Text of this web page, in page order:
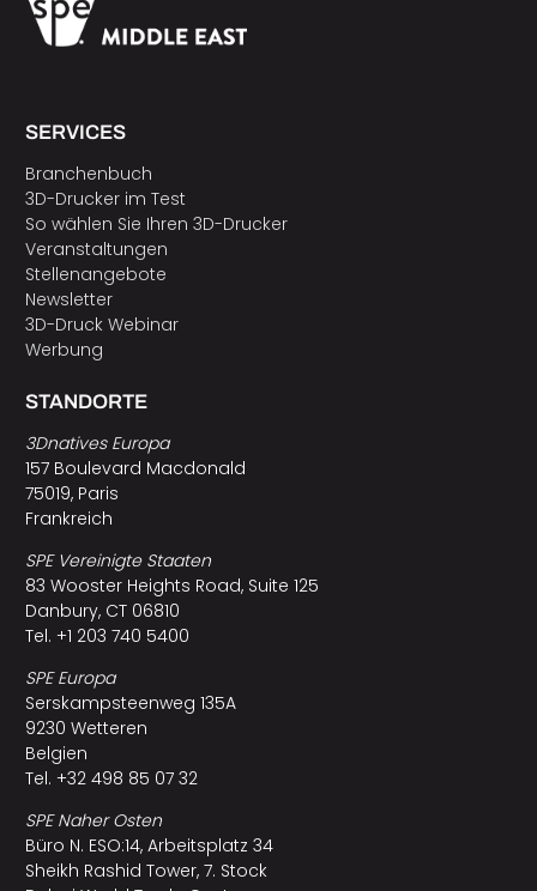
SERVICES
Branchenbuch
3D-Drucker im Test
So wählen Sie Ihren 3D-Drucker
Veranstaltungen
Stellenangebote
Newsletter
3D-Druck Webinar
Werbung
STANDORTE
3Dnatives Europa
157 Boulevard Macdonald
75019, Paris
Frankreich
SPE Vereinigte Staaten
83 Wooster Heights Road, Suite 125
Danbury, CT 06810
Tel. +1 203 740 5400
SPE Europa
Serskampsteenweg 135A
9230 Wetteren
Belgien
Tel. +32 498 85 07 32
SPE Naher Osten
Büro N. ESO:14, Arbeitsplatz 34
Sheikh Rashid Tower, 7. Stock